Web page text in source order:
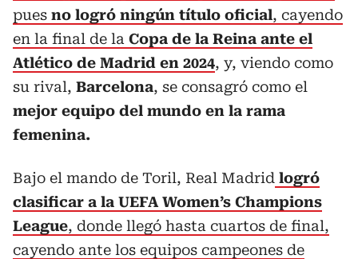
pues no logró ningún título oficial, cayendo
en la final de la Copa de la Reina ante el
Atlético de Madrid en 2024, y, viendo como
su rival, Barcelona, se consagró como el
mejor equipo del mundo en la rama
femenina.
Bajo el mando de Toril, Real Madrid logró
clasificar a la UEFA Women’s Champions
League, donde llegó hasta cuartos de final,
cayendo ante los equipos campeones de